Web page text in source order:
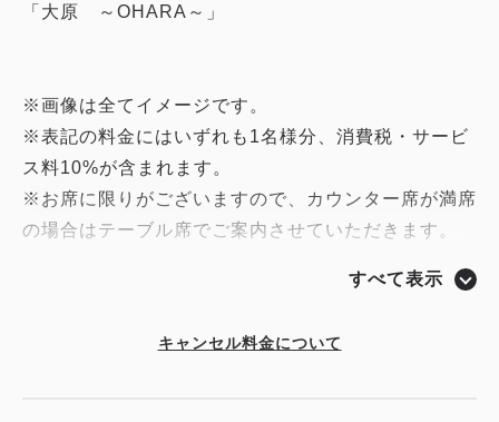
「大原 ～OHARA～」
※画像は全てイメージです。
※表記の料金にはいずれも1名様分、消費税・サービ
ス料10%が含まれます。
※お席に限りがございますので、カウンター席が満席
の場合はテーブル席でご案内させていただきます。
すべて表示
キャンセル料金について